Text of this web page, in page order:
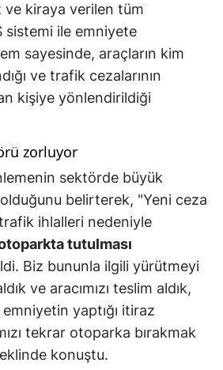
ve kiraya verilen tüm
sistemi ile emniyete
sayesinde, araçların kim
ve trafik cezalarının
kişiye yönlendirildiği
zorluyor
sektörde büyük
belirterek, "Yeni ceza
ihlalleri nedeniyle
tutulması
Biz bununla ilgili yürütmeyi
ve aracımızı teslim aldık,
yaptığı itiraz
tekrar otoparka bırakmak
konuştu.